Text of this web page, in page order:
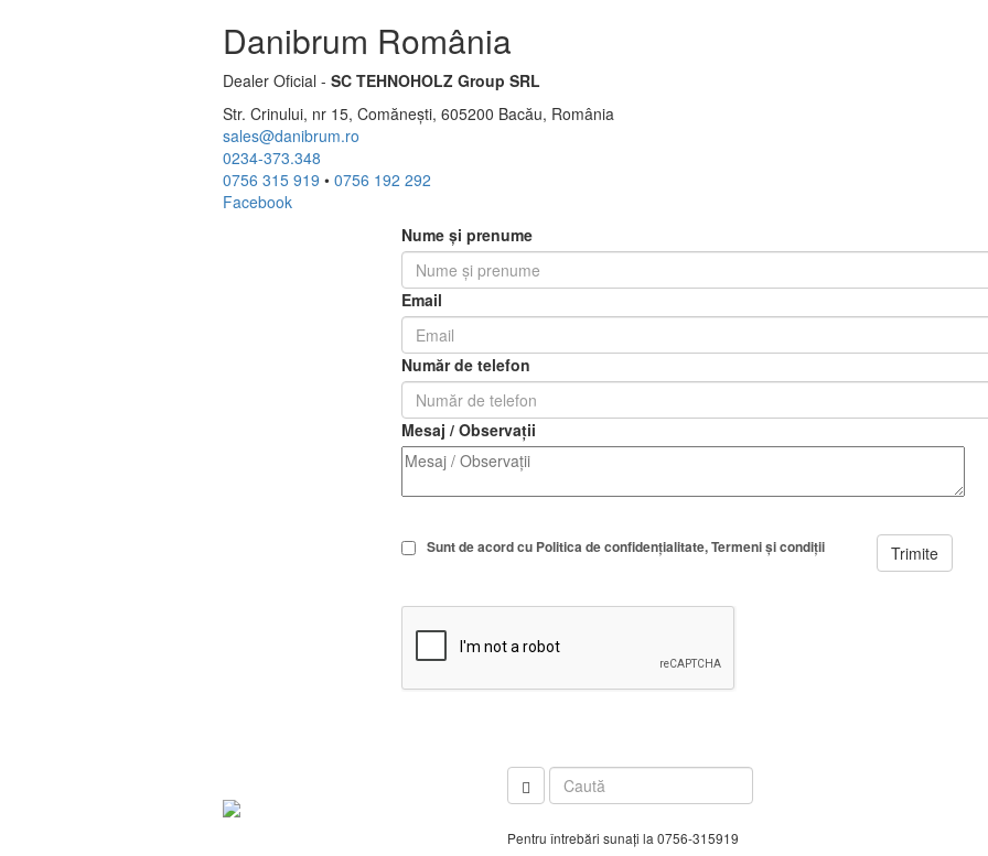
Danibrum România
Dealer Oficial - SC TEHNOHOLZ Group SRL
Str. Crinului, nr 15, Comănești, 605200 Bacău, România
sales@danibrum.ro
0234-373.348
0756 315 919 • 0756 192 292
Facebook
Nume și prenume
Email
Număr de telefon
Mesaj / Observații
Sunt de acord cu Politica de confidenţialitate Termeni şi condiţii Trimite
Pentru întrebări sunați la 0756-315919